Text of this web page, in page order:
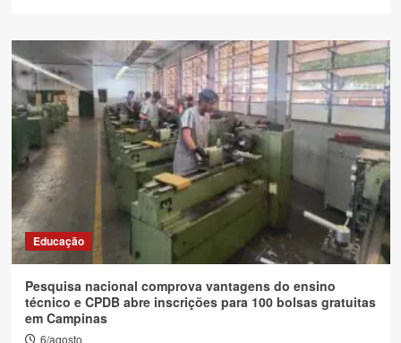
Educação
Pesquisa nacional comprova vantagens do ensino
técnico e CPDB abre inscrições para 100 bolsas gratuitas
em Campinas
6/agosto